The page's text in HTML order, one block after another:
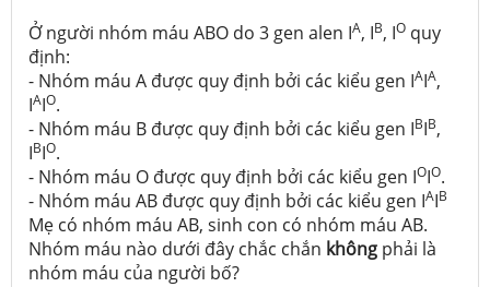
Ở người nhóm máu ABO do 3 gen alen IA, IB, IO quy
định:
- Nhóm máu A được quy định bởi các kiểu gen IAIA,
IAIO.
- Nhóm máu B được quy định bởi các kiểu gen IBIB,
IBIO.
- Nhóm máu O được quy định bởi các kiểu gen IOIO.
- Nhóm máu AB được quy định bởi các kiểu gen IAIB
Mẹ có nhóm máu AB, sinh con có nhóm máu AB.
Nhóm máu nào dưới đây chắc chắn không phải là
nhóm máu của người bố?